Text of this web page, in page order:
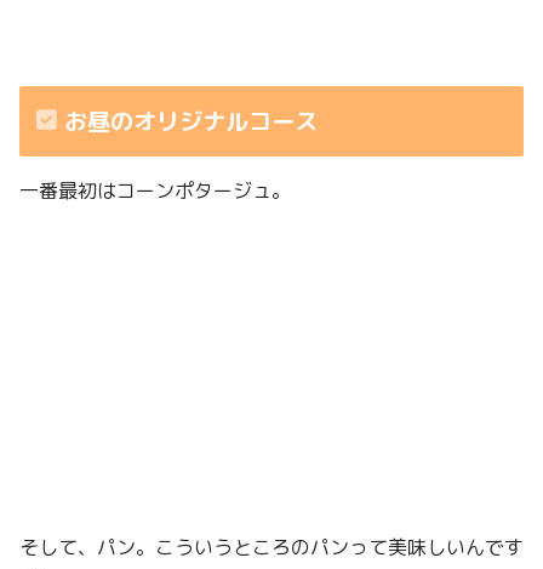
お昼のオリジナルコース
一番最初はコーンポタージュ。
そして、パン。こういうところのパンって美味しいんです